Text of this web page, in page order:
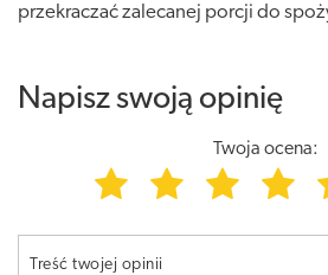
przekraczać zalecanej porcji do
Napisz swoją opinię
Twoja ocena:
Treść twojej opinii